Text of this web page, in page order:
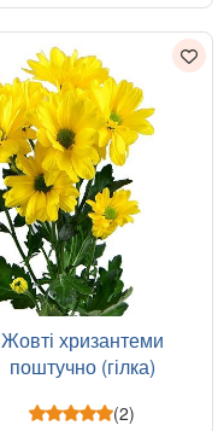
Жовті хризантеми
поштучно (гілка)
(2)